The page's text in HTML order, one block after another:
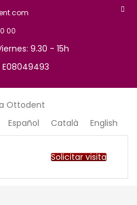
00
9.30 - 15h
Español Català English
Solicitar visita